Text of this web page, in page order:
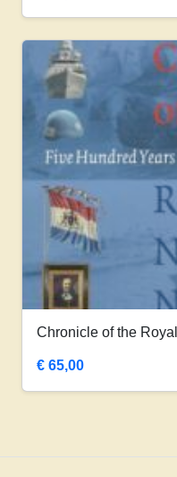
Chronicle of the
€ 65,00